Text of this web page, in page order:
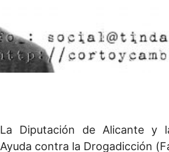
La Diputación de Alicante y
Ayuda contra la Drogadicción